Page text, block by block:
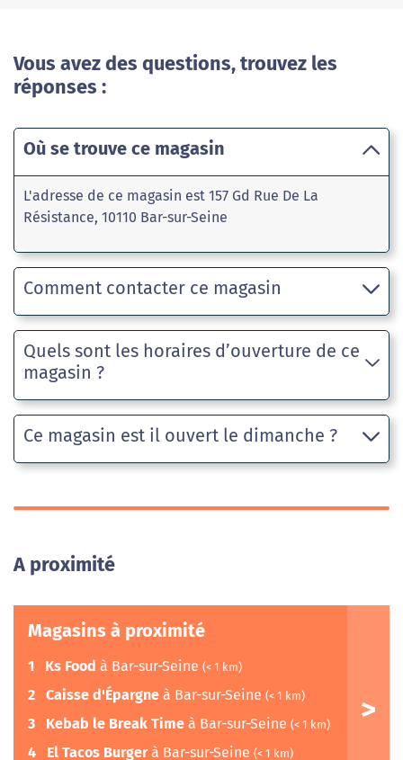
Vous avez des questions, trouvez les
réponses :
Où se trouve ce magasin
L'adresse de ce magasin est 157 Gd Rue De La
Résistance, 10110 Bar-sur-Seine
Comment contacter ce magasin
Quels sont les horaires d’ouverture de ce
magasin ?
Ce magasin est il ouvert le dimanche ?
A proximité
Magasins à proximité
1 Ks Food à Bar-sur-Seine (< 1 km)
2 Caisse d'Épargne à Bar-sur-Seine (< 1 km)
3 Kebab le Break Time à Bar-sur-Seine (< 1 km)
4 El Tacos Burgerà Bar-sur-Seine (< 1 km)